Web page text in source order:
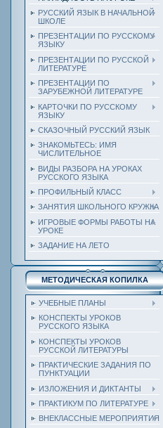
РУССКИЙ ЯЗЫК В НАЧАЛЬНОЙ
ШКОЛЕ
ПРЕЗЕНТАЦИИ ПО РУССКОМУ
ЯЗЫКУ
ПРЕЗЕНТАЦИИ ПО РУССКОЙ
ЛИТЕРАТУРЕ
ПРЕЗЕНТАЦИИ ПО
ЗАРУБЕЖНОЙ ЛИТЕРАТУРЕ
КАРТОЧКИ ПО РУССКОМУ
ЯЗЫКУ
СКАЗОЧНЫЙ РУССКИЙ ЯЗЫК
ЗНАКОМЬТЕСЬ: ИМЯ
ЧИСЛИТЕЛЬНОЕ
ВИДЫ РАЗБОРА НА УРОКАХ
РУССКОГО ЯЗЫКА
ПРОФИЛЬНЫЙ КЛАСС
ЗАНЯТИЯ ШКОЛЬНОГО КРУЖКА
ИГРОВЫЕ ФОРМЫ РАБОТЫ НА
УРОКЕ
ЗАДАНИЕ НА ЛЕТО
МЕТОДИЧЕСКАЯ КОПИЛКА
УЧЕБНЫЕ ПЛАНЫ
КОНСПЕКТЫ УРОКОВ
РУССКОГО ЯЗЫКА
КОНСПЕКТЫ УРОКОВ
РУССКОЙ ЛИТЕРАТУРЫ
ПРАКТИЧЕСКИЕ ЗАДАНИЯ ПО
ПУНКТУАЦИИ
ИЗЛОЖЕНИЯ И ДИКТАНТЫ
ПРАКТИКУМ ПО ЛИТЕРАТУРЕ
ВНЕКЛАССНЫЕ МЕРОПРИЯТИЯ